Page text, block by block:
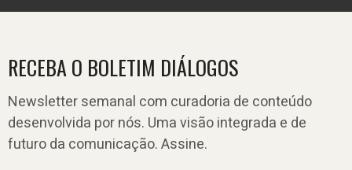
RECEBA O BOLETIM DIÁLOGOS
Newsletter semanal com curadoria de conteúdo
desenvolvida por nós. Uma visão integrada e de
futuro da comunicação. Assine.